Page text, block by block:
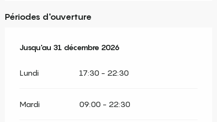
Périodes d'ouverture
Du23 janvier 2026au31 décembre 2026
Jusqu'au 31 décembre 2026
Lundi 17:30 - 22:30
Mardi 09:00 - 22:30